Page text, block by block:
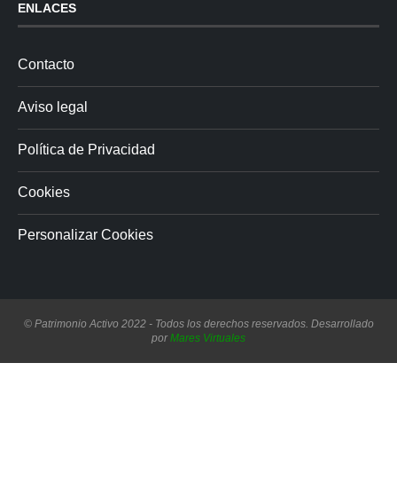
ENLACES
Contacto
Aviso legal
Política de Privacidad
Cookies
Personalizar Cookies
© Patrimonio Activo 2022 - Todos los derechos reservados. Desarrollado
porMares Virtuales